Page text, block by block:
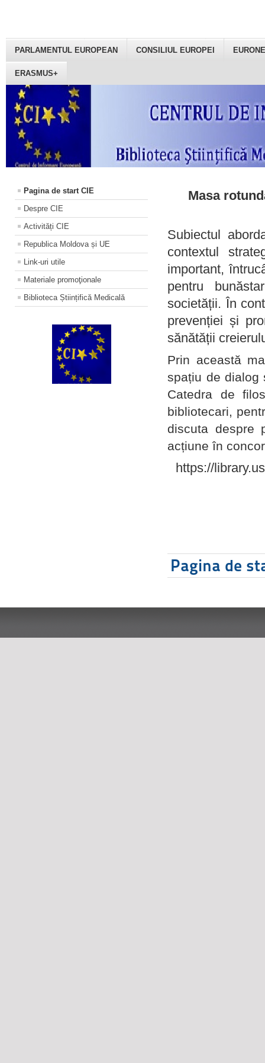
PARLAMENTUL EUROPEAN CONSILIUL EUROPEI
ERASMUS+
Pagina de start CIE
Despre CIE
Activități CIE
Republica Moldova și UE
Link-uri utile
Materiale promoţionale
Biblioteca Științifică Medicală
Masa
Subiectul
contextul
important,
pentru
societății. În
prevenției și
sănătății
Prin această
spațiu de dialog
Catedra de
bibliotecari,
discuta despre
acțiune în
https://
Pagina de